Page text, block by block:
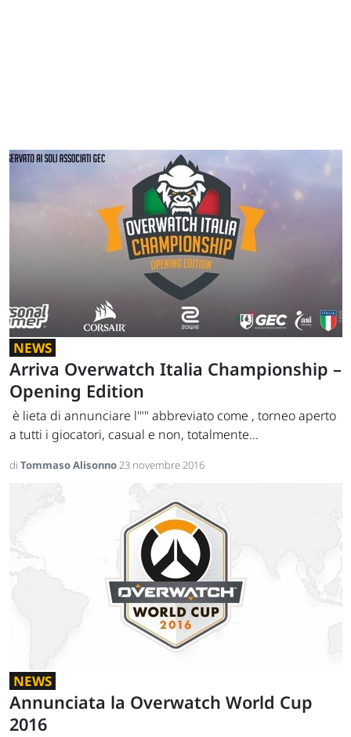
NEWS
Arriva Overwatch Italia Championship –
Opening Edition
è lieta di annunciare l'"" abbreviato come , torneo aperto
a tutti i giocatori, casual e non, totalmente...
di Tommaso Alisonno23 novembre 2016
NEWS
Annunciata la Overwatch World Cup
2016